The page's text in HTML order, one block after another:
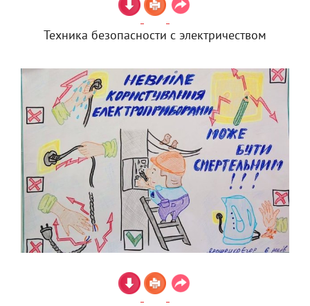
Техника безопасности с электричеством